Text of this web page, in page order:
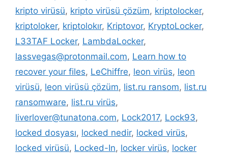
kripto virüsü, kripto virüsü çözüm, kriptolocker,
kriptoloker, kriptolokır, Kriptovor, KryptoLocker,
L33TAF Locker, LambdaLocker,
lassvegas@protonmail.com, Learn how to
recover your files, LeChiffre, leon virüs, leon
virüsü, leon virüsü çözüm, list.ru ransom, list.ru
ransomware, list.ru virüs,
liverlover@tunatona.com, Lock2017, Lock93,
locked dosyası, locked nedir, locked virüs,
locked virüsü, Locked-In, locker virüs, locker